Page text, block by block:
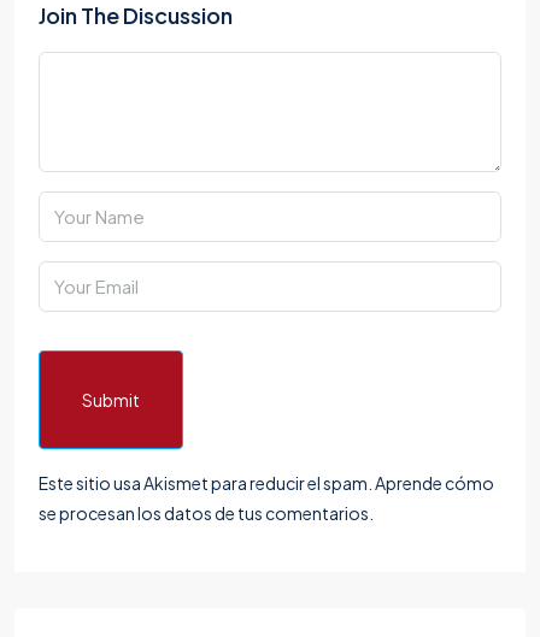
Join The Discussion
Submit
Este sitio usa Akismet para reducir el spam. Aprende cómo
se procesan los datos de tus comentarios.